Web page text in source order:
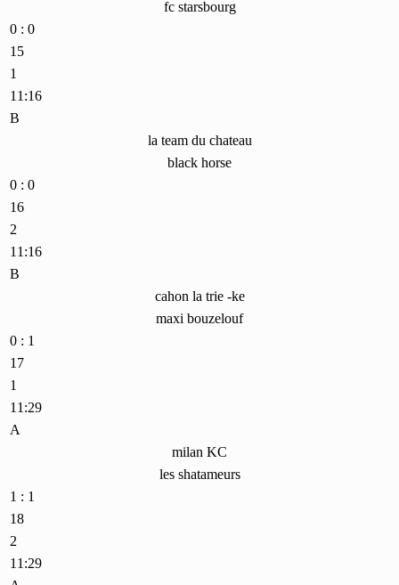
fc starsbourg
0 : 0
15
1
11:16
B
la team du chateau
black horse
0 : 0
16
2
11:16
B
cahon la trie -ke
maxi bouzelouf
0 : 1
17
1
11:29
A
milan KC
les shatameurs
1 : 1
18
2
11:29